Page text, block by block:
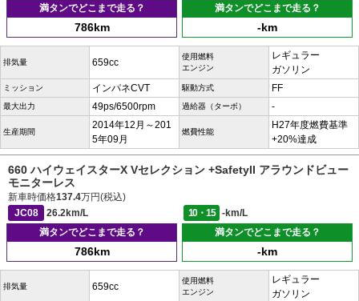
満タンでどこまで走る？
786km
満タンでどこまで走る？
-km
排気量 659cc
使用燃料
エンジン
レギュラー
ガソリン
ミッション インパネCVT 駆動方式 FF
最大出力 49ps/6500rpm 過給器（ターボ） -
生産期間
2014年12月～201
5年09月
燃費性能
H27年度燃費基準
+20%達成
660 ハイウェイスターX Vセレクション +SafetyII アラウンドビュー
モニターレス
新車時価格137.4万円(税込)
JC08
26.2km/L 10・15
-km/L
満タンでどこまで走る？
786km
満タンでどこまで走る？
-km
排気量 659cc
使用燃料
エンジン
レギュラー
ガソリン